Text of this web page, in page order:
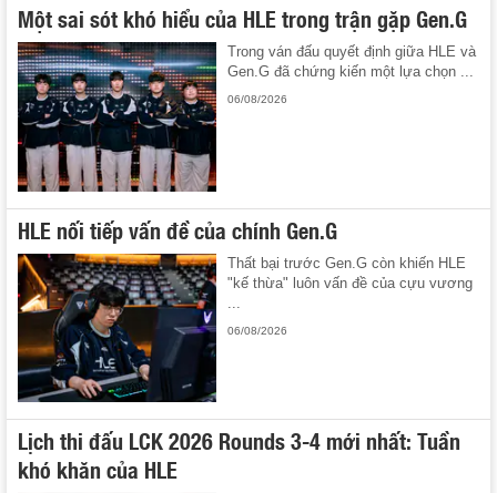
Một sai sót khó hiểu của HLE trong trận gặp Gen.G
Trong ván đấu quyết định giữa HLE và
Gen.G đã chứng kiến một lựa chọn ...
06/08/2026
HLE nối tiếp vấn đề của chính Gen.G
Thất bại trước Gen.G còn khiến HLE
"kế thừa" luôn vấn đề của cựu vương
06/08/2026
Lịch thi đấu LCK 2026 Rounds 3-4 mới nhất: Tuần
khó khăn của HLE